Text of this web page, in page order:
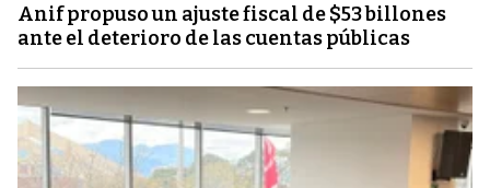
Anif propuso un ajuste fiscal de $53 billones
ante el deterioro de las cuentas públicas